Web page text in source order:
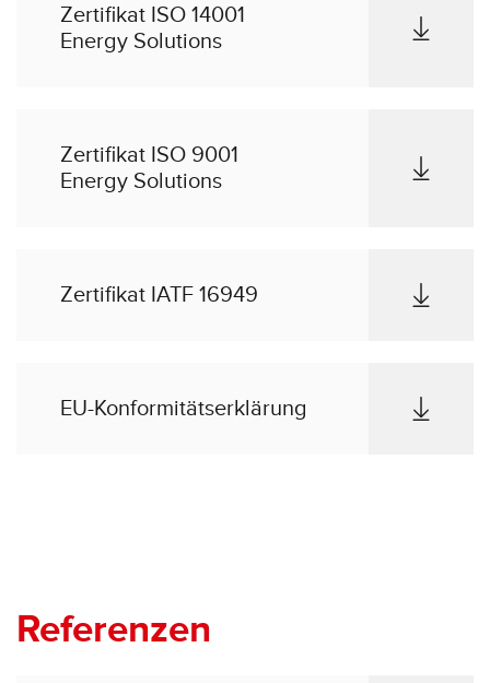
Zertifikat ISO 14001
Energy Solutions
Zertifikat ISO 9001
Energy Solutions
Zertifikat IATF 16949
EU-Konformitätserklärung
Referenzen